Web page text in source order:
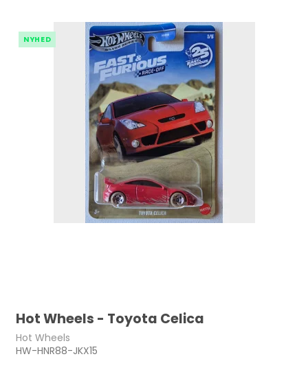
NYHED
Hot Wheels - Toyota Celica
Hot Wheels
HW-HNR88-JKX15